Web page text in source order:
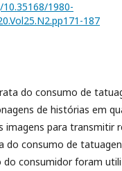
1980-
187
do consumo de
de histórias em
imagens para transmitir
do consumo de
consumidor foram